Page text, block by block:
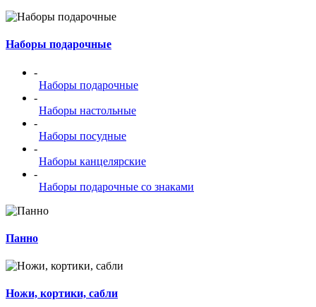
Наборы подарочные
-
Наборы подарочные
-
Наборы настольные
-
Наборы посудные
-
Наборы канцелярские
-
Наборы подарочные со знаками
Панно
Ножи, кортики, сабли